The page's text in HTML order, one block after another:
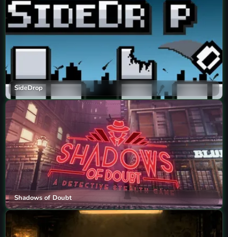
SideDrop
Shadows of Doubt